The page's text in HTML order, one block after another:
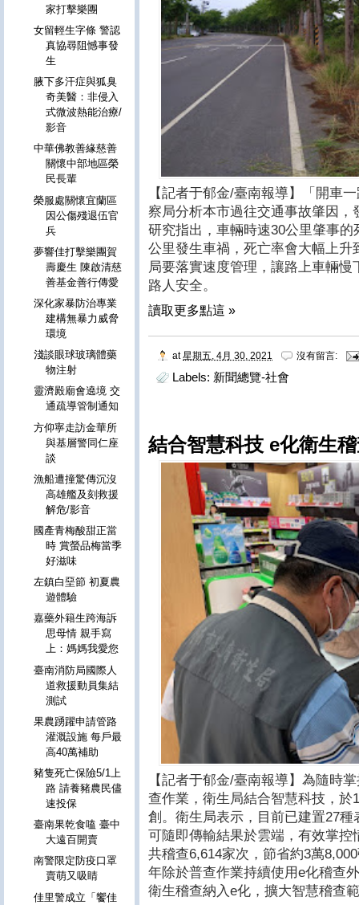
【記者于郁金/臺南報導】「開車
察局分析本市過往交通事故肇因
研究指出，車輛時速30公里肇事
公里發生車禍，死亡率會大幅上
局要落實速度管理，讓路上車輛
路人安全。
讀取更多點這 »
at星期五, 4月 30, 2021 沒有留言:
Labels: 新聞總覽-社會
結合智慧科技 e化衛生
【記者于郁金/臺南報導】為隨時
查作業，衛生局結合智慧科技，
創。衛生局表示，目前已建置27
可隨即傳輸結果於雲端，有效掌
共稽查6,614家次，節省約3萬
年除於普查作業持續使用e化稽查
衛生稽查納入e化，擴大智慧稽查
家打擊樂團
女留輕生字條 警認
真協尋阻憾事發
生
腋下多汗症與狐臭
奇美醫：非侵入
式微波熱能治療/
影音
中華佛教善緣慈善
關懷中部地區榮
民長輩
榮服處關懷宜蘭區
因公傷殘退伍官
兵
夢響佳打擊樂團賀
壽慶生 陳啟清慈
善基金善行傳愛
深化家暴防治專業
建構無暴力威脅
環境
淺談眼球玻璃體藥
物注射
靈濟殿廟會遶境 交
通疏導管制通知
方仰寧走訪金華所
與基層警同仁座
談
漁船遭撞驚傳沉沒
高雄艦及刻救援
解危/影音
國產青梅酸甜正當
時 賞螢品梅當季
好滋味
左鎮白堊節 初夏農
遊體驗
嘉藥外籍生跨海訴
思母情 親手寫
上：媽媽我愛您
臺南消防局國際人
道救援動員集結
測試
果農踴躍申請管路
灌溉設施 每戶最
高40萬補助
豬隻死亡保險5/1上
路 請養豬農民儘
速投保
臺南果乾食嗑 臺中
大遠百開賣
南警限定防疫口罩
賣萌又吸睛
佳里警成立「饗佳